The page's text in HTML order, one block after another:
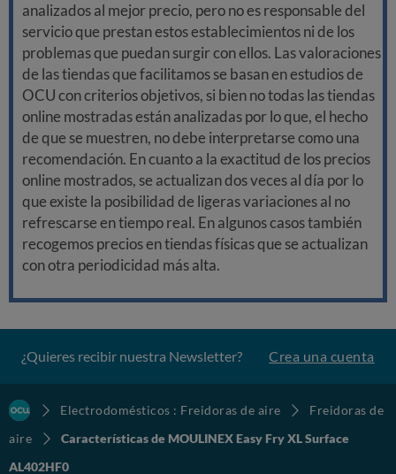
analizados al mejor precio, pero no es responsable del
servicio que prestan estos establecimientos ni de los
problemas que puedan surgir con ellos. Las valoraciones
de las tiendas que facilitamos se basan en estudios de
OCU con criterios objetivos, si bien no todas las tiendas
online mostradas están analizadas por lo que, el hecho
de que se muestren, no debe interpretarse como una
recomendación. En cuanto a la exactitud de los precios
online mostrados, se actualizan dos veces al día por lo
que existe la posibilidad de ligeras variaciones al no
refrescarse en tiempo real. En algunos casos también
recogemos precios en tiendas físicas que se actualizan
con otra periodicidad más alta.
¿Quieres recibir nuestra Newsletter? Crea una cuenta
Electrodomésticos : Freidoras de aire
Freidoras de
aire
Características de MOULINEX Easy Fry XL Surface
AL402HF0